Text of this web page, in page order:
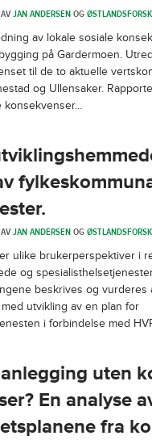
JAN ANDERSENOG
av lokale sosiale
på Gardermoen.
til de to aktuelle
og Ullensaker.
konsekvenser...
JAN ANDERSENOG
ulike brukerperspektiver i
og
beskrives og vurderes
utvikling av en plan for
i forbindelse med
uten
En analyse
fra